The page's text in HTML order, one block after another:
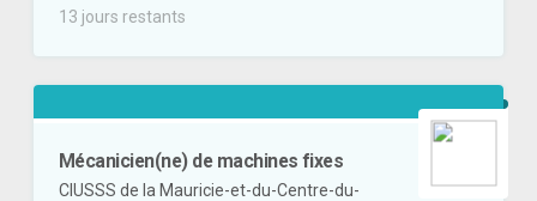
13 jours restants
Mécanicien(ne) de machines fixes
CIUSSS de la Mauricie-et-du-Centre-du-